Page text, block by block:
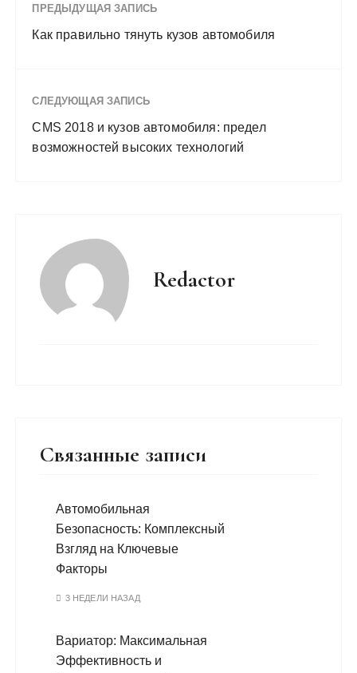
ПРЕДЫДУЩАЯ ЗАПИСЬ
Как правильно тянуть кузов автомобиля
СЛЕДУЮЩАЯ ЗАПИСЬ
CMS 2018 и кузов автомобиля: предел
возможностей высоких технологий
Redactor
Связанные записи
Автомобильная
Безопасность: Комплексный
Взгляд на Ключевые
Факторы
3 НЕДЕЛИ НАЗАД
Вариатор: Максимальная
Эффективность и